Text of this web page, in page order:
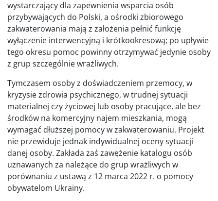
wystarczający dla zapewnienia wsparcia osób
przybywających do Polski, a ośrodki zbiorowego
zakwaterowania mają z założenia pełnić funkcję
wyłączenie interwencyjną i krótkookresową; po upływie
tego okresu pomoc powinny otrzymywać jedynie osoby
z grup szczególnie wrażliwych.
Tymczasem osoby z doświadczeniem przemocy, w
kryzysie zdrowia psychicznego, w trudnej sytuacji
materialnej czy życiowej lub osoby pracujące, ale bez
środków na komercyjny najem mieszkania, mogą
wymagać dłuższej pomocy w zakwaterowaniu. Projekt
nie przewiduje jednak indywidualnej oceny sytuacji
danej osoby. Zakłada zaś zawężenie katalogu osób
uznawanych za należące do grup wrażliwych w
porównaniu z ustawą z 12 marca 2022 r. o pomocy
obywatelom Ukrainy.